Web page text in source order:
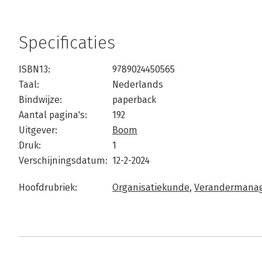
Specificaties
ISBN13:
9789024450565
Taal:
Nederlands
Bindwijze:
paperback
Aantal pagina's:
192
Uitgever:
Boom
Druk:
1
Verschijningsdatum: 12-2-2024
Hoofdrubriek: Organisatiekunde,